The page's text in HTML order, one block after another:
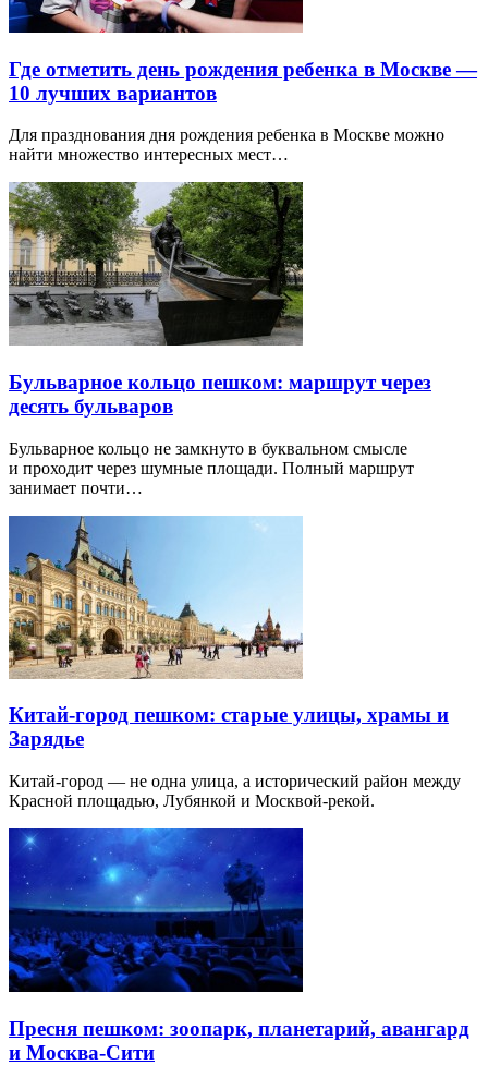
Где отметить день рождения ребенка в Москве —
10 лучших вариантов
Для празднования дня рождения ребенка в Москве можно
найти множество интересных мест…
Бульварное кольцо пешком: маршрут через
десять бульваров
Бульварное кольцо не замкнуто в буквальном смысле
и проходит через шумные площади. Полный маршрут
занимает почти…
Китай-город пешком: старые улицы, храмы и
Зарядье
Китай-город — не одна улица, а исторический район между
Красной площадью, Лубянкой и Москвой-рекой.
Пресня пешком: зоопарк, планетарий, авангард
и Москва-Сити